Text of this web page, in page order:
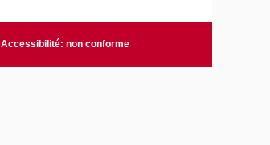
Accessibilité: non conforme